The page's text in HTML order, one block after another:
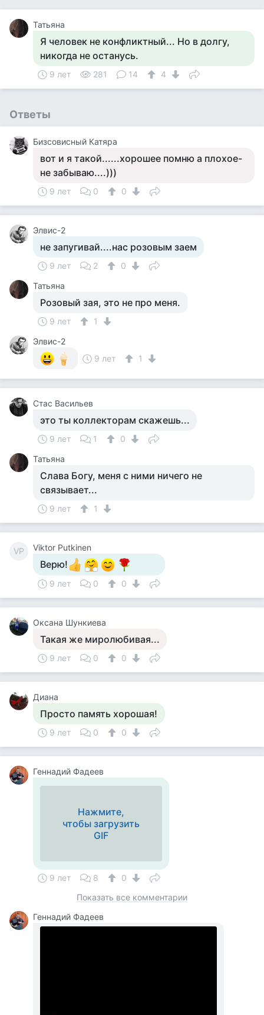
Татьяна
Я человек не конфликтный... Но в долгу,
никогда не останусь.
9 лет 281 14 4
Ответы
Бизсовисный Катяра
вот и я такой......хорошее помню а плохое-
не забываю....)))
9 лет 0 0
Элвис-2
не запугивай....нас розовым заем
9 лет 2
0
Татьяна
Розовый зая, это не про меня.
9 лет
1
Элвис-2
9 лет
1
Стас Васильев
это ты коллекторам скажешь...
9 лет 1
0
Татьяна
Слава Богу, меня с ними ничего не
связывает...
9 лет 1
VP Viktor Putkinen
Верю!
9 лет 0 0
Оксана Шункиева
Такая же миролюбивая...
9 лет 0 0
Диана
Просто память хорошая!
9 лет 0 0
Геннадий Фадеев
Нажмите,
чтобы загрузить
GIF
9 лет 8
0
Показать все комментарии
Геннадий Фадеев